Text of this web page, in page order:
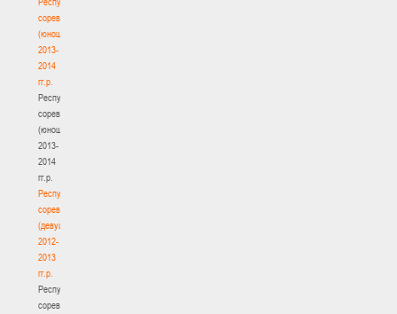
соревнования
(юноши)
2013-
2014
гг.р.
Республиканские
соревнования
(юноши)
2013-
2014
гг.р.
Республиканские
соревнования
(девушки)
2012-
2013
гг.р.
Республиканские
соревнования